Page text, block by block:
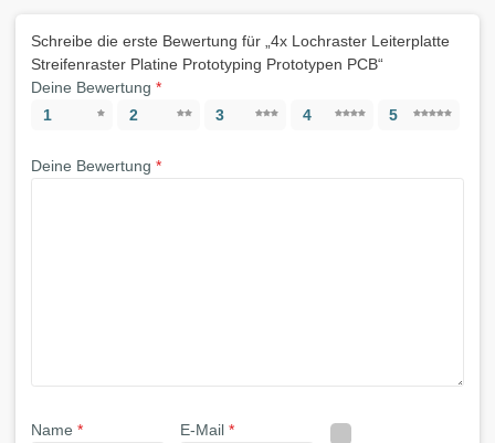
Schreibe die erste Bewertung für „4x Lochraster Leiterplatte
Streifenraster Platine Prototyping Prototypen PCB“
Deine Bewertung *
1
2 3 4 5
Deine Bewertung *
Name * E-Mail*